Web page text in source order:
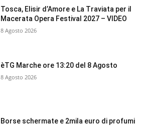
Tosca, Elisir d’Amore e La Traviata per il
Macerata Opera Festival 2027 – VIDEO
8 Agosto 2026
èTG Marche ore 13:20 del 8 Agosto
8 Agosto 2026
Borse schermate e 2mila euro di profumi